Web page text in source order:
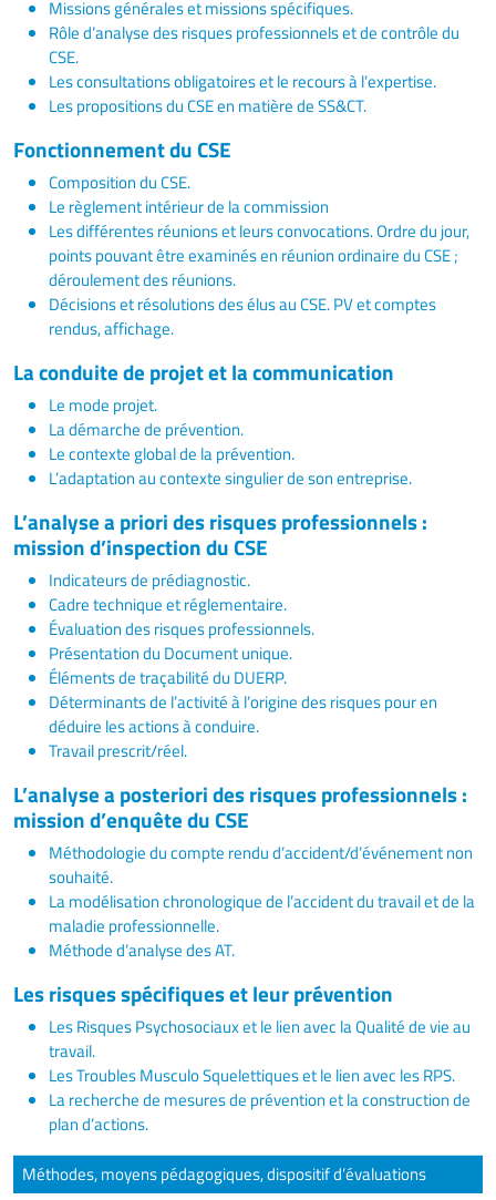
Missions générales et missions spécifiques.
Rôle d’analyse des risques professionnels et de contrôle du
CSE.
Les consultations obligatoires et le recours à l’expertise.
Les propositions du CSE en matière de SS&CT.
Fonctionnement du CSE
Composition du CSE.
Le règlement intérieur de la commission
Les différentes réunions et leurs convocations. Ordre du jour,
points pouvant être examinés en réunion ordinaire du CSE ;
déroulement des réunions.
Décisions et résolutions des élus au CSE. PV et comptes
rendus, affichage.
La conduite de projet et la communication
Le mode projet.
La démarche de prévention.
Le contexte global de la prévention.
L’adaptation au contexte singulier de son entreprise.
L’analyse a priori des risques professionnels :
mission d’inspection du CSE
Indicateurs de prédiagnostic.
Cadre technique et réglementaire.
Évaluation des risques professionnels.
Présentation du Document unique.
Éléments de traçabilité du DUERP.
Déterminants de l’activité à l’origine des risques pour en
déduire les actions à conduire.
Travail prescrit/réel.
L’analyse a posteriori des risques professionnels :
mission d’enquête du CSE
Méthodologie du compte rendu d’accident/d’événement non
souhaité.
La modélisation chronologique de l’accident du travail et de la
maladie professionnelle.
Méthode d’analyse des AT.
Les risques spécifiques et leur prévention
Les Risques Psychosociaux et le lien avec la Qualité de vie au
travail.
Les Troubles Musculo Squelettiques et le lien avec les RPS.
La recherche de mesures de prévention et la construction de
plan d’actions.
Méthodes, moyens pédagogiques, dispositif d’évaluations